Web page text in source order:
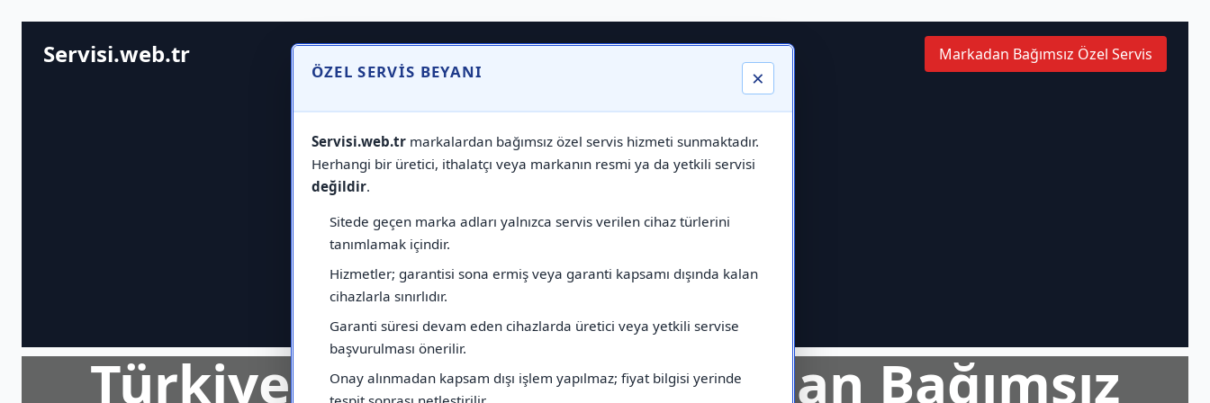
ÖZEL SERVIS BEYANI ×
Servisi.web.trmarkalardan bağımsız özel servis hizmeti sunmaktadır.
Herhangi bir üretici, ithalatçı veya markanın resmi ya da yetkili servisi
değildir.
Sitede geçen marka adları yalnızca servis verilen cihaz türlerini
tanımlamak içindir.
Hizmetler; garantisi sona ermiş veya garanti kapsamı dışında kalan
cihazlarla sınırlıdır.
Garanti süresi devam eden cihazlarda üretici veya yetkili servise
başvurulması önerilir.
Onay alınmadan kapsam dışı işlem yapılmaz; fiyat bilgisi yerinde
Servisi.web.tr Markadan Bağımsız Özel Servis
Türkiye GenelindeMarkadan Bağımsız